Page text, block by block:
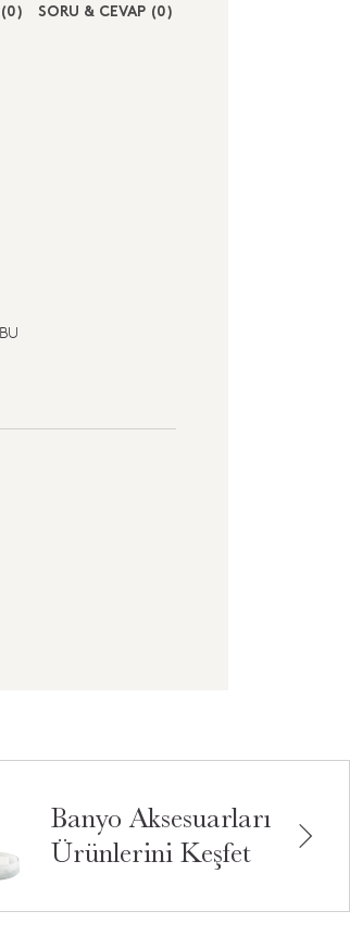
(0) SORU & CEVAP (0)
Banyo Aksesuarları
Ürünlerini Keşfet